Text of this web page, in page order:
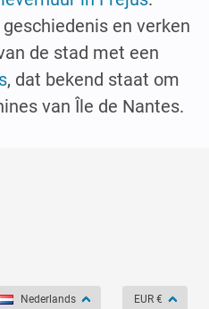
en verken
de stad met een
, dat bekend staat om
van Île de Nantes.
Nederlands EUR €